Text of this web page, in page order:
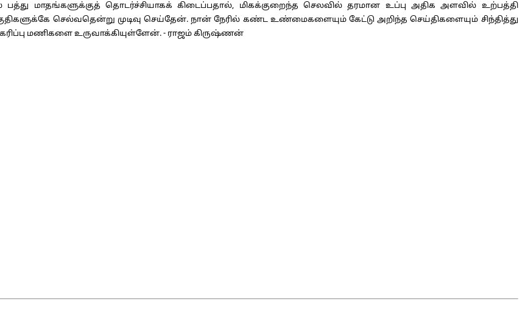
மாதங்களுக்குத் தொடர்ச்சியாகக் கிடைப்பதால், மிகக்குறைந்த செலவில் தரமான உப்பு அதிக அளவில் உற்பத்தி
செல்வதென்று முடிவு செய்தேன். நான் நேரில் கண்ட உண்மைகளையும் கேட்டு அறிந்த செய்திகளையும் சிந்தித்து
மணிகளை உருவாக்கியுள்ளேன். - ராஜம் கிருஷ்ணன்